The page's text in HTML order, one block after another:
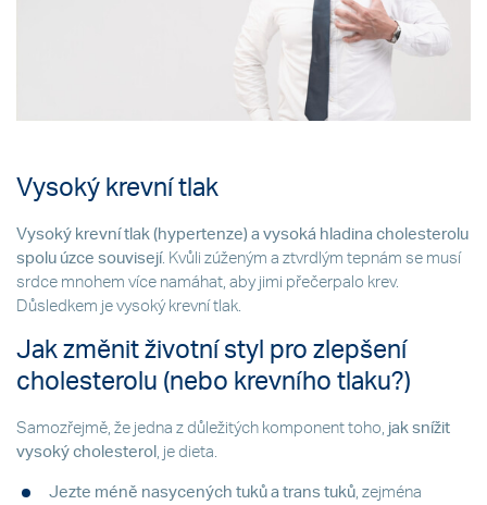
Vysoký krevní tlak
Vysoký krevní tlak (hypertenze) a vysoká hladina cholesterolu
spolu úzce souvisejí . Kvůli zúženým a ztvrdlým tepnám se musí
srdce mnohem více namáhat, aby jimi přečerpalo krev.
Důsledkem je vysoký krevní tlak.
Jak změnit životní styl pro zlepšení
cholesterolu (nebo krevního tlaku?)
Samozřejmě, že jedna z důležitých komponent toho, jak snížit
vysoký cholesterol
, je dieta.
Jezte méně nasycených tuků a trans tuků , zejména